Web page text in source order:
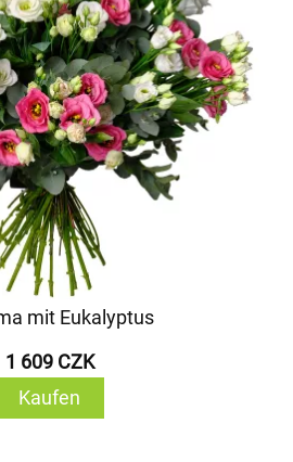
mit Eukalyptus
1 609 CZK
Kaufen